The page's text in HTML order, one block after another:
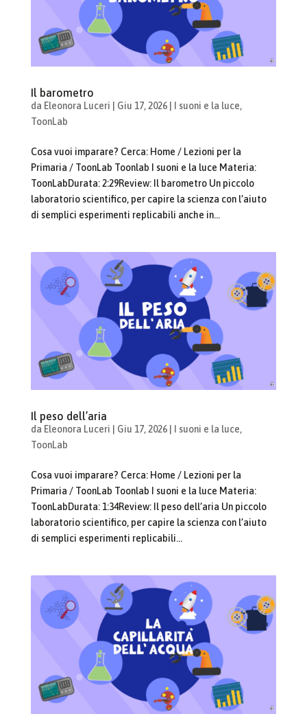
Il barometro
da Eleonora Luceri Giu 17, 2026| I suoni e la luce,
ToonLab
Cosa vuoi imparare? Cerca: Home / Lezioni per la
Primaria / ToonLab Toonlab I suoni e la luce Materia:
ToonLabDurata: 2:29Review: Il barometro Un piccolo
laboratorio scientifico, per capire la scienza con l’aiuto
di semplici esperimenti replicabili anche in...
Il peso dell’aria
da Eleonora Luceri Giu 17, 2026| I suoni e la luce,
ToonLab
Cosa vuoi imparare? Cerca: Home / Lezioni per la
Primaria / ToonLab Toonlab I suoni e la luce Materia:
ToonLabDurata: 1:34Review: Il peso dell’aria Un piccolo
laboratorio scientifico, per capire la scienza con l’aiuto
di semplici esperimenti replicabili...